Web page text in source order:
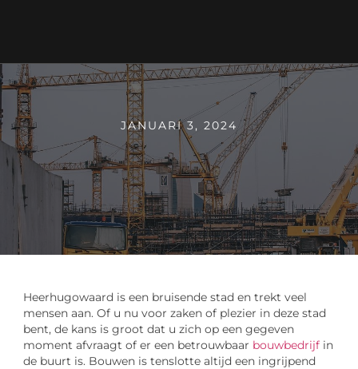
JANUARI 3, 2024
Heerhugowaard is een bruisende stad en trekt veel
mensen aan. Of u nu voor zaken of plezier in deze stad
bent, de kans is groot dat u zich op een gegeven
moment afvraagt of er een betrouwbaar bouwbedrijf in
de buurt is. Bouwen is tenslotte altijd een ingrijpend